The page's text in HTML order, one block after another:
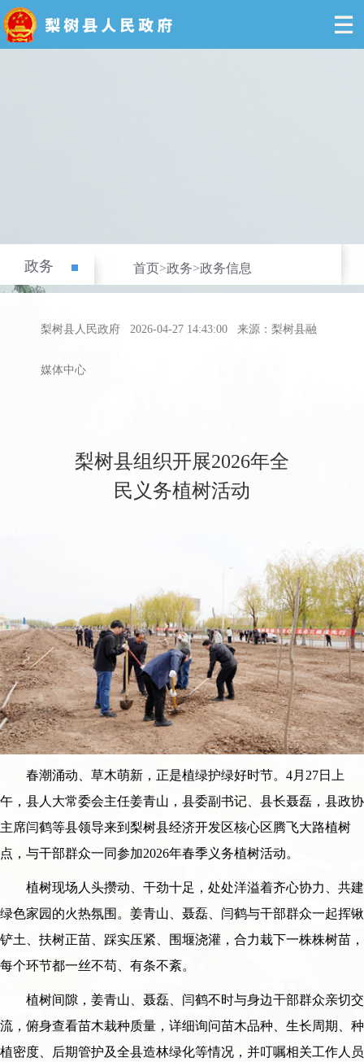
政务 首页>政务>政务信息
梨树县人民政府 2026-04-27 14:43:00 来源：梨树县融
媒体中心
梨树县组织开展2026年全
民义务植树活动
春潮涌动、草木萌新，正是植绿护绿好时节。4月27日上
午，县人大常委会主任姜青山，县委副书记、县长聂磊，县政协
主席闫鹤等县领导来到梨树县经济开发区核心区腾飞大路植树
点，与干部群众一同参加2026年春季义务植树活动。
植树现场人头攒动、干劲十足，处处洋溢着齐心协力、共建
绿色家园的火热氛围。姜青山、聂磊、闫鹤与干部群众一起挥锹
铲土、扶树正苗、踩实压紧、围堰浇灌，合力栽下一株株树苗，
每个环节都一丝不苟、有条不紊。
植树间隙，姜青山、聂磊、闫鹤不时与身边干部群众亲切交
流，俯身查看苗木栽种质量，详细询问苗木品种、生长周期、种
植密度、后期管护及全县造林绿化等情况，并叮嘱相关工作人员